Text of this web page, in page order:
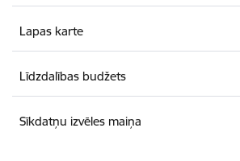
Lapas karte
Līdzdalības budžets
Sīkdatņu izvēles maiņa